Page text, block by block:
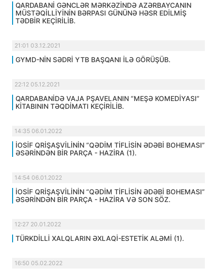
QARDABANİ GƏNCLƏR MƏRKƏZİNDƏ AZƏRBAYCANIN
MÜSTƏQİLLİYİNİN BƏRPASI GÜNÜNƏ HƏSR EDİLMİŞ
TƏDBİR KEÇİRİLİB.
21:01 03.12.2021
GYMD-NİN SƏDRİ YTB BAŞQANI İLƏ GÖRÜŞÜB.
22:12 05.12.2021
QARDABANİDƏ VAJA PŞAVELANIN “MEŞƏ KOMEDİYASI”
KİTABININ TƏQDİMATI KEÇİRİLİB.
14:35 06.01.2022
İOSİF QRİŞAŞVİLİNİN “QƏDİM TİFLİSİN ƏDƏBİ BOHEMASI”
ƏSƏRİNDƏN BİR PARÇA - HAZİRA (1).
14:54 06.01.2022
İOSİF QRİŞAŞVİLİNİN “QƏDİM TİFLİSİN ƏDƏBİ BOHEMASI”
ƏSƏRİNDƏN BİR PARÇA - HAZİRA VƏ SON SÖZ.
12:27 20.01.2022
TÜRKDİLLİ XALQLARIN ƏXLAQİ-ESTETİK ALƏMİ (1).
16:50 05.02.2022